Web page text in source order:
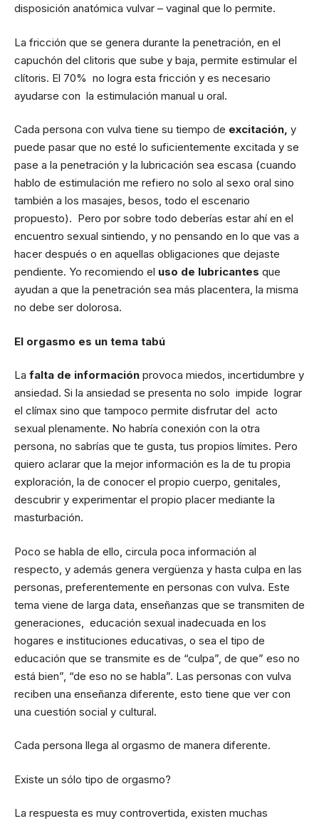
disposición anatómica vulvar – vaginal que lo permite.
La fricción que se genera durante la penetración, en el
capuchón del clitoris que sube y baja, permite estimular el
clítoris. El 70% no logra esta fricción y es necesario
ayudarse con la estimulación manual u oral.
Cada persona con vulva tiene su tiempo de excitación, y
puede pasar que no esté lo suficientemente excitada y se
pase a la penetración y la lubricación sea escasa (cuando
hablo de estimulación me refiero no solo al sexo oral sino
también a los masajes, besos, todo el escenario
propuesto). Pero por sobre todo deberías estar ahí en el
encuentro sexual sintiendo, y no pensando en lo que vas a
hacer después o en aquellas obligaciones que dejaste
pendiente. Yo recomiendo el uso de lubricantes que
ayudan a que la penetración sea más placentera, la misma
no debe ser dolorosa.
El orgasmo es un tema tabú
La falta de información provoca miedos, incertidumbre y
ansiedad. Si la ansiedad se presenta no solo impide lograr
el clímax sino que tampoco permite disfrutar del acto
sexual plenamente. No habría conexión con la otra
persona, no sabrías que te gusta, tus propios límites. Pero
quiero aclarar que la mejor información es la de tu propia
exploración, la de conocer el propio cuerpo, genitales,
descubrir y experimentar el propio placer mediante la
masturbación.
Poco se habla de ello, circula poca información al
respecto, y además genera vergüenza y hasta culpa en las
personas, preferentemente en personas con vulva. Este
tema viene de larga data, enseñanzas que se transmiten de
generaciones, educación sexual inadecuada en los
hogares e instituciones educativas, o sea el tipo de
educación que se transmite es de “culpa”, de que” eso no
está bien”, “de eso no se habla”. Las personas con vulva
reciben una enseñanza diferente, esto tiene que ver con
una cuestión social y cultural.
Cada persona llega al orgasmo de manera diferente.
Existe un sólo tipo de orgasmo?
La respuesta es muy controvertida, existen muchas